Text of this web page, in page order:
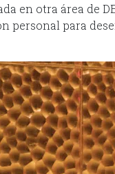
en otra área de
personal para